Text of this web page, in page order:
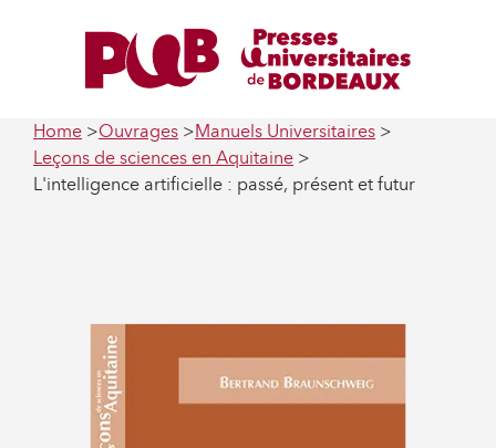
Home Ouvrages
Manuels Universitaires
Leçons de sciences en Aquitaine
L'intelligence artificielle : passé, présent et futur